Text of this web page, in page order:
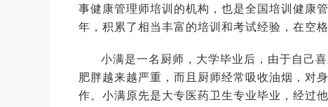
事健康管理师培训的机构，也是全国培训健康
年，积累了相当丰富的培训和考试经验，在空
小满是一名厨师，大学毕业后，由于自己
肥胖越来越严重，而且厨师经常吸收油烟，对
作。小满原先是大专医药卫生专业毕业，经过